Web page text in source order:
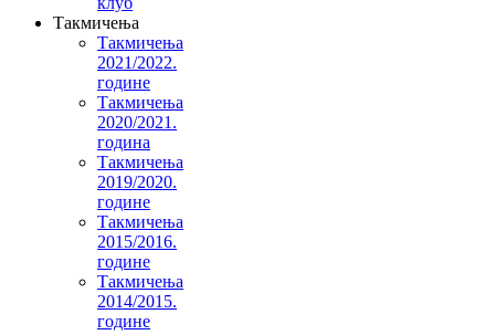
Такмичења
Такмичења
2021/2022.
године
Такмичења
2020/2021.
година
Такмичења
2019/2020.
године
Такмичења
2015/2016.
године
Такмичења
2014/2015.
године